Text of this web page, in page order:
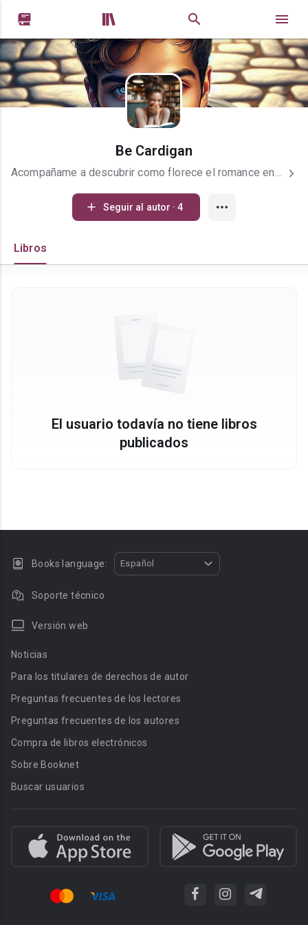
 
Be Cardigan
Acompañame a descubrir como florece el romance en las situaciones más inesperadas
Seguir al autor · 4
Libros
El usuario todavía no tiene libros
publicados
Books language: Español
Soporte técnico
Versión web
Noticias
Para los titulares de derechos de autor
Preguntas frecuentes de los lectores
Preguntas frecuentes de los autores
Compra de libros electrónicos
Sobre Booknet
Buscar usuarios